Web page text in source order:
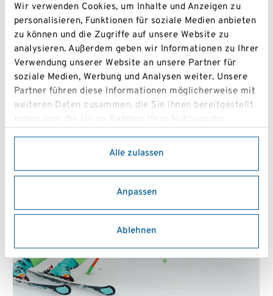
Wir verwenden Cookies, um Inhalte und Anzeigen zu
personalisieren, Funktionen für soziale Medien anbieten
zu können und die Zugriffe auf unsere Website zu
analysieren. Außerdem geben wir Informationen zu Ihrer
Verwendung unserer Website an unsere Partner für
soziale Medien, Werbung und Analysen weiter. Unsere
Partner führen diese Informationen möglicherweise mit
weiteren Daten zusammen, die Sie ihnen bereitgestellt
Alle zulassen
Anpassen
Ablehnen
Elina Stary